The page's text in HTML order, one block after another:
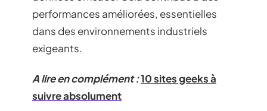
performances améliorées, essentielles
dans des environnements industriels
exigeants.
A lire en complément :10 sites geeks à
suivre absolument